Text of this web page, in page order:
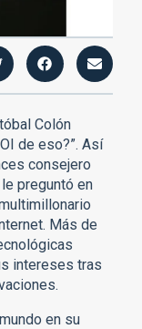
Colón
de eso?”. Así
consejero
preguntó en
Más de
intereses tras
en su